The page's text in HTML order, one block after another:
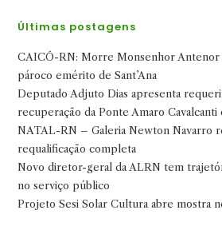
Últimas postagens
CAICÓ-RN: Morre Monsenhor Antenor
pároco emérito de Sant’Ana
Deputado Adjuto Dias apresenta
recuperação da Ponte Amaro Cavalcanti
NATAL-RN – Galeria Newton Navarro
requalificação completa
Novo diretor-geral da ALRN tem
no serviço público
Projeto Sesi Solar Cultura abre mostra